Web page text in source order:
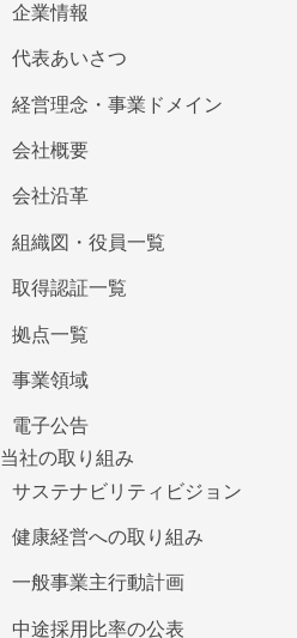
企業情報
代表あいさつ
経営理念・事業ドメイン
会社概要
会社沿革
組織図・役員一覧
取得認証一覧
拠点一覧
事業領域
電子公告
当社の取り組み
サステナビリティビジョン
健康経営への取り組み
​一般事業主行動計画
中途採用比率の公表